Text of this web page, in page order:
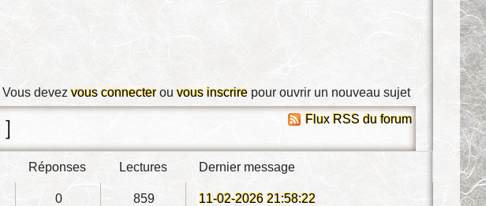
Vous devezvous connecter ouvous inscrire pour ouvrir un nouveau sujet
Flux RSS du forum
]
réponses lectures dernier message
0 859
11-02-2026 21:58:22